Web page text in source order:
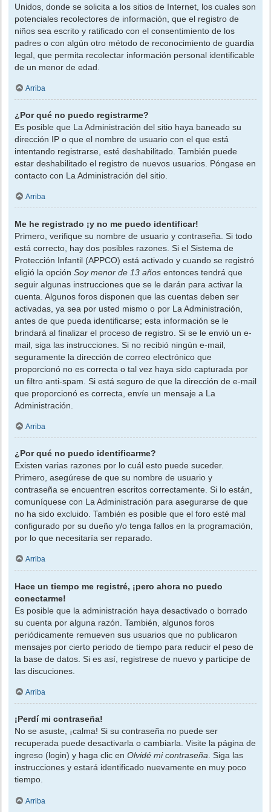
Unidos, donde se solicita a los sitios de Internet, los cuales son
potenciales recolectores de información, que el registro de
niños sea escrito y ratificado con el consentimiento de los
padres o con algún otro método de reconocimiento de guardia
legal, que permita recolectar información personal identificable
de un menor de edad.
Arriba
¿Por qué no puedo registrarme?
Es posible que La Administración del sitio haya baneado su
dirección IP o que el nombre de usuario con el que está
intentando registrarse, esté deshabilitado. También puede
estar deshabilitado el registro de nuevos usuarios. Póngase en
contacto con La Administración del sitio.
Arriba
Me he registrado ¡y no me puedo identificar!
Primero, verifique su nombre de usuario y contraseña. Si todo
está correcto, hay dos posibles razones. Si el Sistema de
Protección Infantil (APPCO) está activado y cuando se registró
eligió la opción Soy menor de 13 años entonces tendrá que
seguir algunas instrucciones que se le darán para activar la
cuenta. Algunos foros disponen que las cuentas deben ser
activadas, ya sea por usted mismo o por La Administración,
antes de que pueda identificarse; esta información se le
brindará al finalizar el proceso de registro. Si se le envió un e-
mail, siga las instrucciones. Si no recibió ningún e-mail,
seguramente la dirección de correo electrónico que
proporcionó no es correcta o tal vez haya sido capturada por
un filtro anti-spam. Si está seguro de que la dirección de e-mail
que proporcionó es correcta, envíe un mensaje a La
Administración.
Arriba
¿Por qué no puedo identificarme?
Existen varias razones por lo cuál esto puede suceder.
Primero, asegúrese de que su nombre de usuario y
contraseña se encuentren escritos correctamente. Si lo están,
comuníquese con La Administración para asegurarse de que
no ha sido excluido. También es posible que el foro esté mal
configurado por su dueño y/o tenga fallos en la programación,
por lo que necesitaría ser reparado.
Arriba
Hace un tiempo me registré, ¡pero ahora no puedo
conectarme!
Es posible que la administración haya desactivado o borrado
su cuenta por alguna razón. También, algunos foros
periódicamente remueven sus usuarios que no publicaron
mensajes por cierto periodo de tiempo para reducir el peso de
la base de datos. Si es así, registrese de nuevo y participe de
las discuciones.
Arriba
¡Perdí mi contraseña!
No se asuste, ¡calma! Si su contraseña no puede ser
recuperada puede desactivarla o cambiarla. Visite la página de
ingreso (login) y haga clic en Olvidé mi contraseña. Siga las
instrucciones y estará identificado nuevamente en muy poco
tiempo.
Arriba